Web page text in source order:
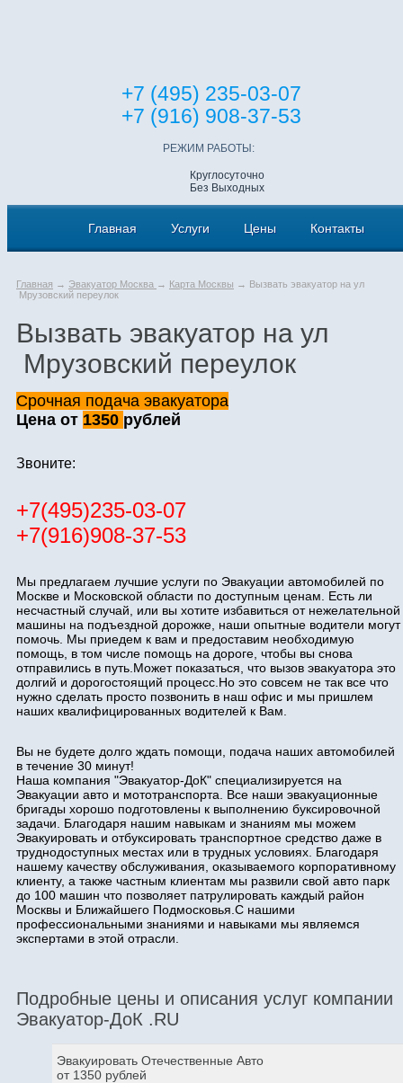
+7 (495) 235-03-07
+7 (916) 908-37-53
РЕЖИМ РАБОТЫ:
Круглосуточно
Без Выходных
Главная Услуги Цены Контакты
Главная → Эвакуатор Москва → Карта Москвы → Вызвать эвакуатор на ул
Мрузовский переулок
Вызвать эвакуатор на ул
Мрузовский переулок
Срочная подача эвакуатора
Цена от 1350 рублей
Звоните:
+7(495)235-03-07
+7(916)908-37-53
Мы предлагаем лучшие услуги по Эвакуации автомобилей по
Москве и Московской области по доступным ценам. Есть ли
несчастный случай, или вы хотите избавиться от нежелательной
машины на подъездной дорожке, наши опытные водители могут
помочь. Мы приедем к вам и предоставим необходимую
помощь, в том числе помощь на дороге, чтобы вы снова
отправились в путь.Может показаться, что вызов эвакуатора это
долгий и дорогостоящий процесс.Но это совсем не так все что
нужно сделать просто позвонить в наш офис и мы пришлем
наших квалифицированных водителей к Вам.
Вы не будете долго ждать помощи, подача наших автомобилей
в течение 30 минут!
Наша компания "Эвакуатор-ДоК" специализируется на
Эвакуации авто и мототранспорта. Все наши эвакуационные
бригады хорошо подготовлены к выполнению буксировочной
задачи. Благодаря нашим навыкам и знаниям мы можем
Эвакуировать и отбуксировать транспортное средство даже в
труднодоступных местах или в трудных условиях. Благодаря
нашему качеству обслуживания, оказываемого корпоративному
клиенту, а также частным клиентам мы развили свой авто парк
до 100 машин что позволяет патрулировать каждый район
Москвы и Ближайшего Подмосковья.С нашими
профессиональными знаниями и навыками мы являемся
экспертами в этой отрасли.
Подробные цены и описания услуг компании
Эвакуатор-ДоК .RU
Эвакуировать Отечественные Авто
от 1350 рублей